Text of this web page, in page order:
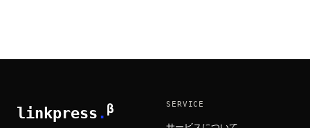
linkpress . β SERVICE